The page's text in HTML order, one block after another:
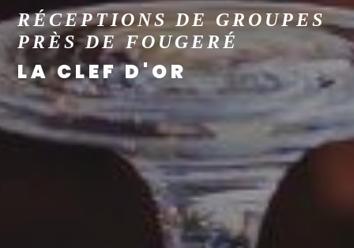
RÉCEPTIONS DE GROUPES
PRÈS DE FOUGERÉ
LA CLEF D'OR